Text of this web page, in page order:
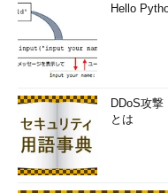
Hello
DDoS攻撃
とは